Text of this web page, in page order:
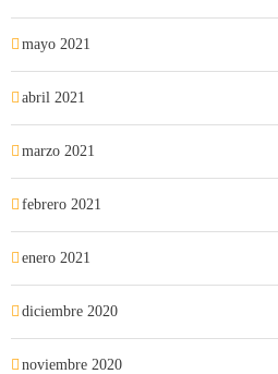
mayo 2021
abril 2021
marzo 2021
febrero 2021
enero 2021
diciembre 2020
noviembre 2020